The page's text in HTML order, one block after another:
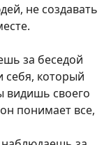
не создавать
за беседой
себя, который
видишь своего
понимает все,